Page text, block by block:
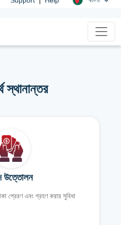
স্থানান্তর
উত্তোলন
প্রেরণ এবং গ্রহণ করার সুবিধা